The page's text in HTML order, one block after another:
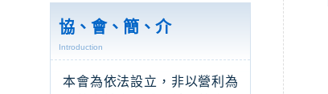
協、會、簡、介
Introduction
本會為依法設立，非以營利為